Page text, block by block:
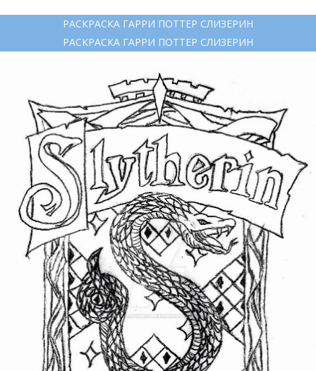
РАСКРАСКА ГАРРИ ПОТТЕР СЛИЗЕРИН
РАСКРАСКА ГАРРИ ПОТТЕР СЛИЗЕРИН